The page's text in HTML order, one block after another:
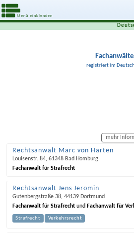
Menü einblenden
registriert im
mehr
Rechtsanwalt Marc von Harten
Louisenstr. 84, 61348 Bad Homburg
Fachanwalt für Strafrecht
Rechtsanwalt Jens Jeromin
Gutenbergstraße 38, 44139 Dortmund
Fachanwalt für Strafrechtund Fachanwalt für
Strafrecht Verkehrsrecht